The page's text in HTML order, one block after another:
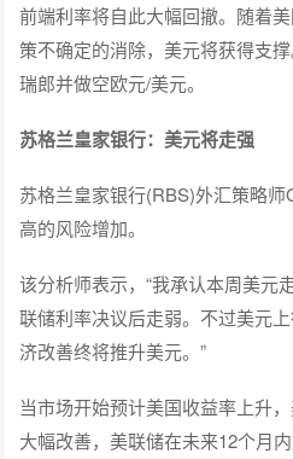
前端利率将自此大幅回撤。随着
策不确定的消除，美元将获得支
瑞郎并做空欧元/美元。
苏格兰皇家银行：美元将走强
苏格兰皇家银行(RBS)外汇策略
高的风险增加。
该分析师表示，“我承认本周美元
联储利率决议后走弱。不过美元
济改善终将推升美元。”
当市场开始预计美国收益率上升
大幅改善，美联储在未来12个月